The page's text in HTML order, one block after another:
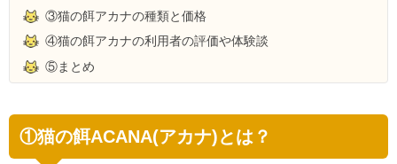
③猫の餌アカナの種類と価格
④猫の餌アカナの利用者の評価や体験談
⑤まとめ
①猫の餌ACANA(アカナ)とは？